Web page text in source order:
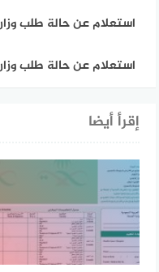
استعلام عن حالة طلب وزارة
استعلام عن حالة طلب وزارة
إقرأ أيضا